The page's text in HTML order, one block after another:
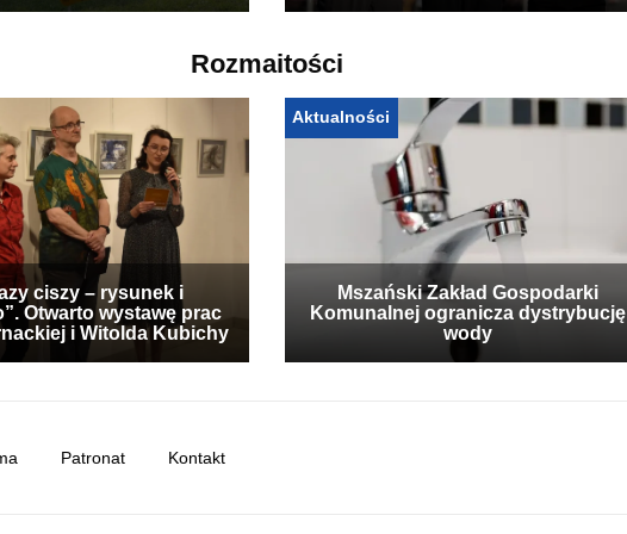
Rozmaitości
ciszy – rysunek i
Otwarto wystawę prac
i Witolda Kubichy
Aktualności
Mszański Zakład Gospodarki
Komunalnej ogranicza dystrybucję
wody
Patronat Kontakt